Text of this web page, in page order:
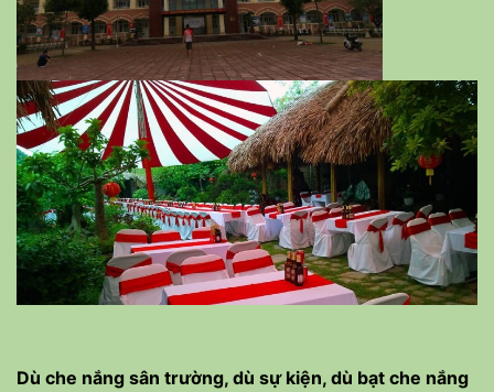
Dù che nắng sân trường, dù sự kiện, dù bạt che nắng